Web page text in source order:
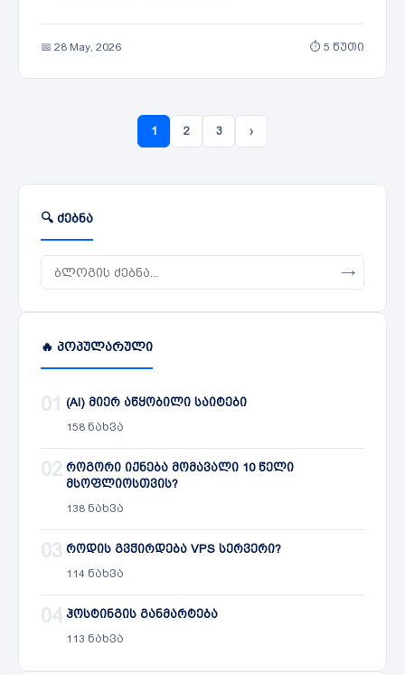
📅 28 May, 2026 ⏱ 5 წუთი
1 2 3 ›
🔍 ძებნა
→
🔥 პოპულარული
01 (AI) მიერ აწყობილი საიტები
158 ნახვა
02 როგორი იქნება მომავალი 10 წელი
მსოფლიოსთვის?
138 ნახვა
03 როდის გვჭირდება VPS სერვერი?
114 ნახვა
04 ჰოსტინგის განმარტება
113 ნახვა